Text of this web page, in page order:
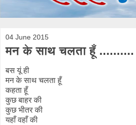
04 June 2015
मन के साथ चलता हूँ ..........
बस यूं ही
मन के साथ चलता हूँ
कहता हूँ
कुछ बाहर की
कुछ भीतर की
यहाँ वहाँ की